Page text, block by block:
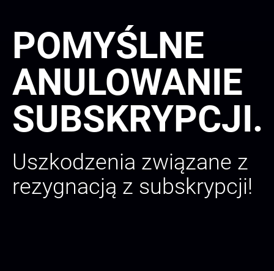
POMYŚLNE
ANULOWANIE
SUBSKRYPCJI.
Uszkodzenia związane z
rezygnacją z subskrypcji!